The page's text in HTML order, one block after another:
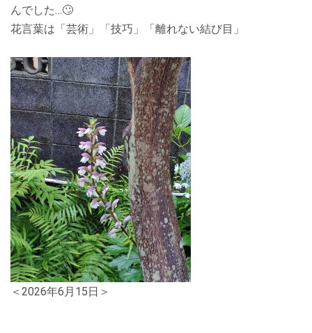
んでした…🙄
花言葉は「芸術」「技巧」「離れない結び目」
＜2026年6月15日＞